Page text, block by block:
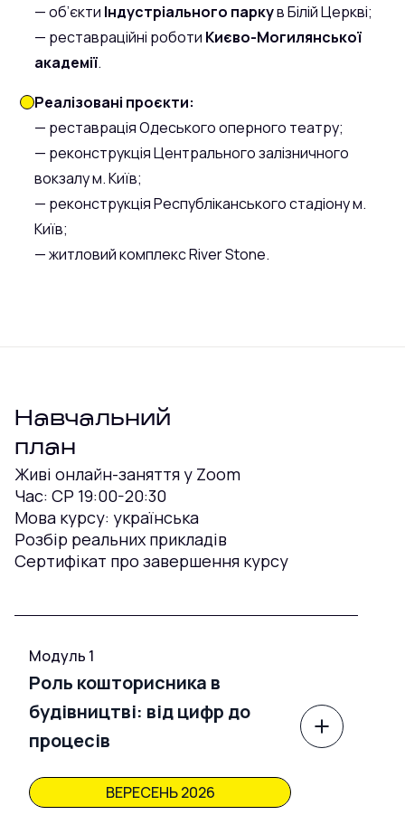
— об’єкти Індустріального паркув Білій Церкві;
— реставраційні роботи Києво-Могилянської
академії.
Реалізовані проєкти:
— реставрація Одеського оперного театру;
— реконструкція Центрального залізничного
вокзалу м. Київ;
— реконструкція Республіканського стадіону м.
Київ;
— житловий комплекс River Stone.
Навчальний
план
Живі онлайн-заняття у Zoom
Час: СР 19:00-20:30
Мова курсу: українська
Розбір реальних прикладів
Сертифікат про завершення курсу
Модуль 1
Роль кошторисника в
будівництві: від цифр до
процесів
ВЕРЕСЕНЬ 2026